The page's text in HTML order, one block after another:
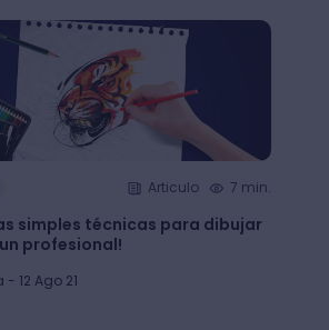
Articulo 7 min.
simples técnicas para dibujar
profesional!
- 12 Ago 21